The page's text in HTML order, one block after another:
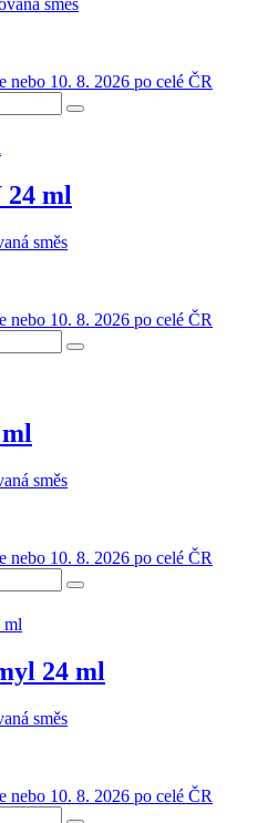
směs
nebo 10. 8. 2026 po celé ČR
24 ml
směs
nebo 10. 8. 2026 po celé ČR
směs
nebo 10. 8. 2026 po celé ČR
24 ml
směs
nebo 10. 8. 2026 po celé ČR